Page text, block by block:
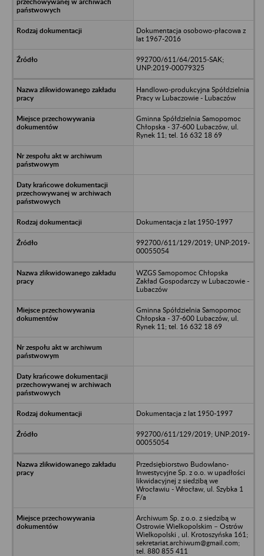
Dokumentacja osobowo-płacowa z
lat 1967-2016
992700/611/64/2015-SAK;
UNP:2019-00079325
Handlowo-produkcyjna Spółdzielnia
Pracy w Lubaczowie - Lubaczów
Gminna Spółdzielnia Samopomoc
Chłopska - 37-600 Lubaczów, ul.
Rynek 11; tel. 16 632 18 69
Dokumentacja z lat 1950-1997
992700/611/129/2019; UNP:2019-
00055054
WZGS Samopomoc Chłopska
Zakład Gospodarczy w Lubaczowie -
Lubaczów
Gminna Spółdzielnia Samopomoc
Chłopska - 37-600 Lubaczów, ul.
Rynek 11; tel. 16 632 18 69
Dokumentacja z lat 1950-1997
992700/611/129/2019; UNP:2019-
00055054
Przedsiębiorstwo Budowlano-
Inwestycyjne Sp. z o.o. w upadłości
likwidacyjnej z siedzibą we
Wrocławiu - Wrocław, ul. Szybka 1
F/a
Archiwum Sp. z o.o. z siedzibą w
Ostrowie Wielkopolskim – Ostrów
Wielkopolski , ul. Krotoszyńska 161;
sekretariat.archiwum@gmail.com;
tel. 880 855 411